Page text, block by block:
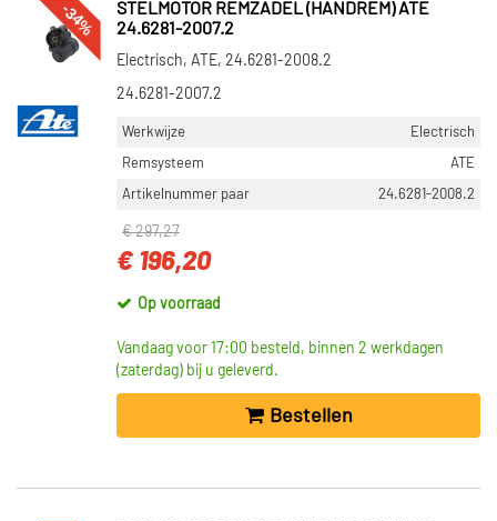
-34%
STELMOTOR REMZADEL (HANDREM) ATE
24.6281-2007.2
Electrisch, ATE, 24.6281-2008.2
24.6281-2007.2
Werkwijze
Electrisch
Remsysteem
ATE
Artikelnummer paar
24.6281-2008.2
€ 297,27
€ 196,20
Op voorraad
Vandaag voor 17:00 besteld, binnen 2 werkdagen
(zaterdag) bij u geleverd.
Bestellen